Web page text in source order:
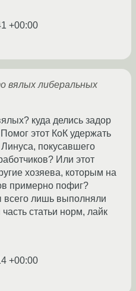
+00:00
вялых либеральных
куда делись задор
этот КоК удержать
Линуса, покусавшего
Или этот
хозяева, которым на
примерно пофиг?
всего лишь выполняли
статьи норм, лайк
+00:00